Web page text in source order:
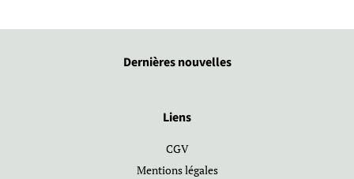
Dernières nouvelles
Liens
CGV
Mentions légales